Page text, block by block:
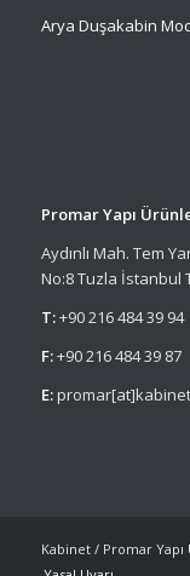
Arya Duşakabin
Promar Yapı
Aydınlı Mah. Tem
No:8 Tuzla İstanbul
T:+90 216 484 39 94
F:+90 216 484 39 87
E:
Kabinet / Promar Yapı